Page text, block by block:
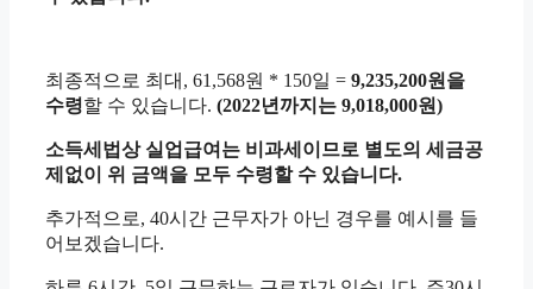
최종적으로 최대, 61,568원 * 150일 = 9,235,200원을
수령할 수 있습니다. (2022년까지는 9,018,000원)
소득세법상 실업급여는 비과세이므로 별도의 세금공
제없이 위 금액을 모두 수령할 수 있습니다.
추가적으로, 40시간 근무자가 아닌 경우를 예시를 들
어보겠습니다.